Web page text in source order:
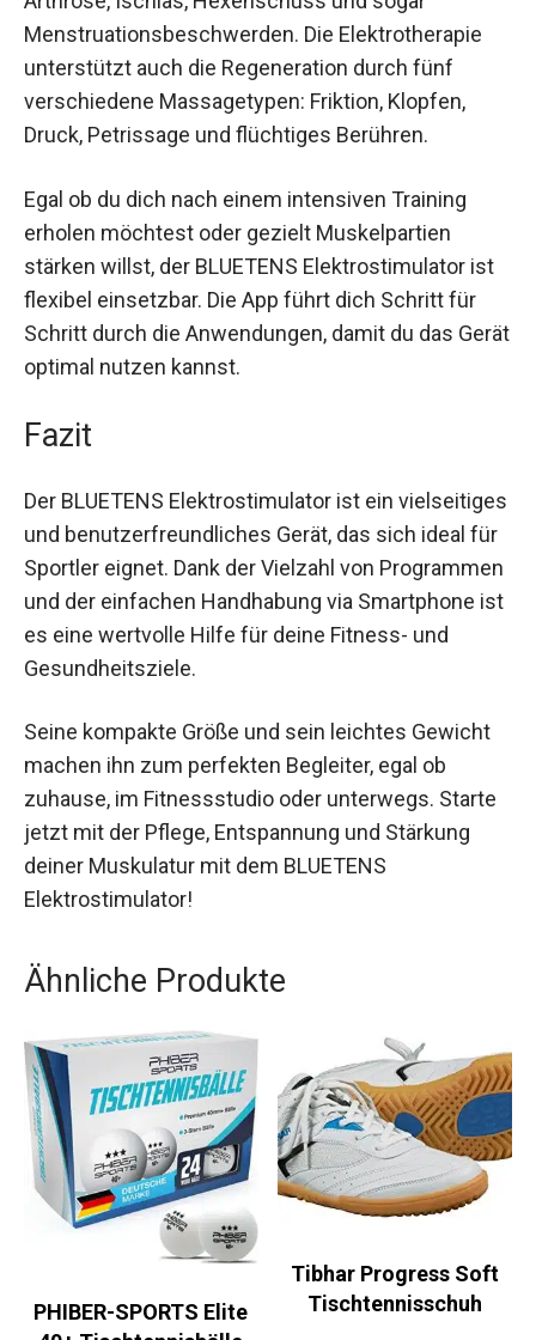
Menstruationsbeschwerden. Die Elektrotherapie
unterstützt auch die Regeneration durch fünf
verschiedene Massagetypen: Friktion, Klopfen,
Druck, Petrissage und flüchtiges Berühren.
erholen möchtest oder gezielt Muskelpartien
stärken willst, der BLUETENS Elektrostimulator ist
flexibel einsetzbar. Die App führt dich Schritt für
Schritt durch die Anwendungen, damit du das
Gerät optimal nutzen kannst.
Fazit
vielseitiges und benutzerfreundliches Gerät, das
sich ideal für Sportler eignet. Dank der Vielzahl
von Programmen und der einfachen Handhabung
via Smartphone ist es eine wertvolle Hilfe für
deine Fitness- und Gesundheitsziele.
machen ihn zum perfekten Begleiter, egal ob
zuhause, im Fitnessstudio oder unterwegs.
Starte jetzt mit der Pflege, Entspannung und
Stärkung deiner Muskulatur mit dem BLUETENS
Elektrostimulator!
Ähnliche Produkte
40+ Tischtennisbälle
Tischtennisschuh